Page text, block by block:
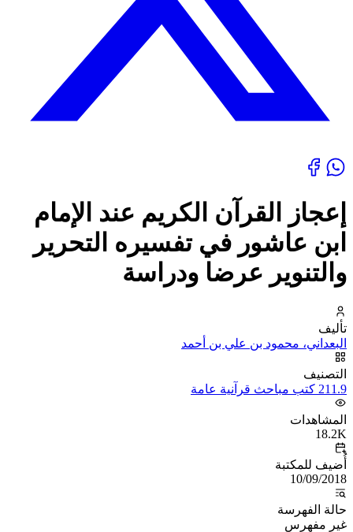
إعجاز القرآن الكريم عند الإمام
ابن عاشور في تفسيره التحرير
والتنوير عرضا ودراسة
تأليف
البعداني، محمود بن علي بن أحمد
التصنيف
211.9 كتب مباحث قرآنية عامة
المشاهدات
18.2K
أُضيف للمكتبة
10/09/2018
حالة الفهرسة
غير مفهرس